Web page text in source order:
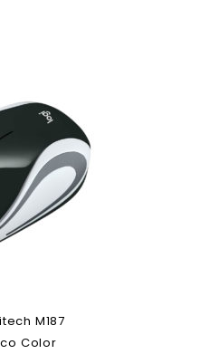
M187
Color